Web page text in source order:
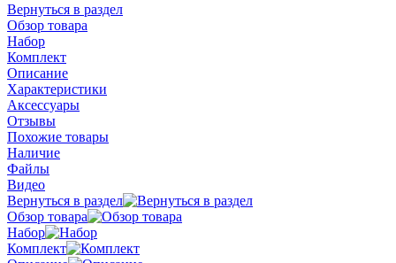
Вернуться в раздел
Обзор товара
Набор
Комплект
Описание
Характеристики
Аксессуары
Отзывы
Похожие товары
Наличие
Файлы
Видео
Вернуться в раздел
Обзор товара
Набор
Комплект